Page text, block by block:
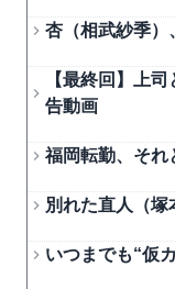
杏（相武紗季）
【最終回】上
告動画
福岡転勤、それ
別れた直人（
いつまでも“仮